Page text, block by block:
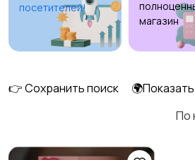
волос
Тату и татуаж1
посетителей!
магазин
👉 Сохранить поиск
По